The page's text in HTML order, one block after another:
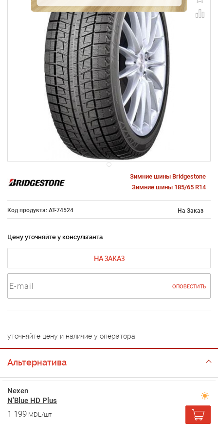
Зимние шины Bridgestone
Зимние шины 185/65 R14
Код продукта: AT-74524 На Заказ
Цену уточняйте у консультанта
НА ЗАКАЗ
ОПОВЕСТИТЬ
уточняйте цену и наличие у оператора
Альтернатива
Nexen
N'Blue HD Plus
1 199 MDL/шт